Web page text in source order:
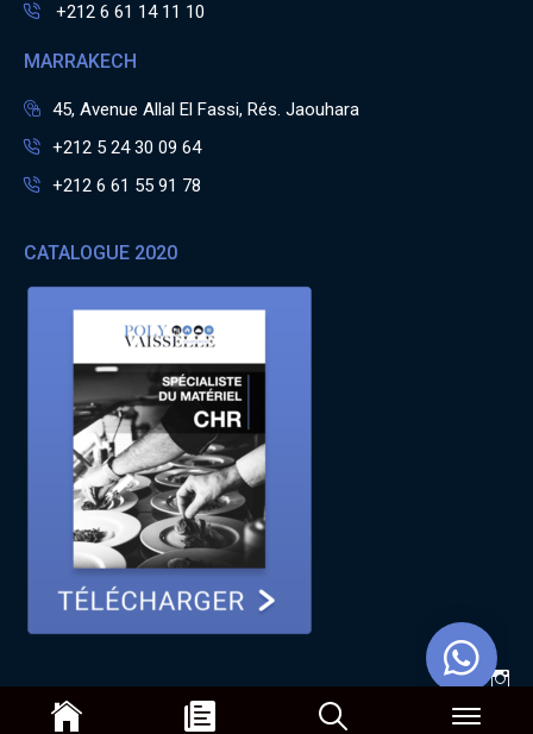
+212 6 61 14 11 10
MARRAKECH
45, Avenue Allal El Fassi, Rés. Jaouhara
+212 5 24 30 09 64
+212 6 61 55 91 78
CATALOGUE 2020